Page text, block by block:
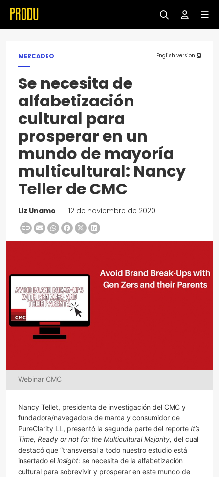
MERCADEO English version
Se necesita de
alfabetización
cultural para
prosperar en un
mundo de mayoría
multicultural: Nancy
Teller de CMC
Liz Unamo 12 de noviembre de 2020
Webinar CMC
Nancy Tellet, presidenta de investigación del CMC y
fundadora/navegadora de marca y consumidor de
PureClarity LL, presentó la segunda parte del reporte It’s
Time, Ready or not for the Multicultural Majority, del cual
destacó que “transversal a todo nuestro estudio está
insertado el insight: se necesita de la alfabetización
cultural para sobrevivir y prosperar en este mundo de